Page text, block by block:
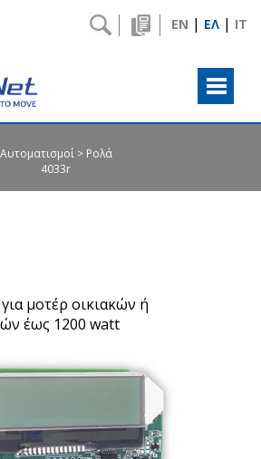
Αυτοματισμοί
Ρολά
4033r
μοτέρ οικιακών ή
έως 1200 watt
EN | ΕΛ | IT